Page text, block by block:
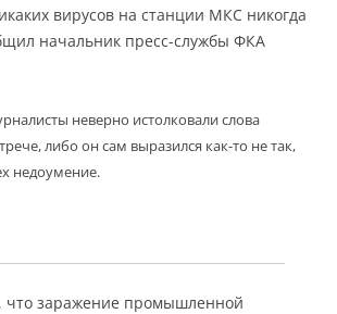
вирусов на станции МКС никогда
начальник пресс-службы ФКА
неверно истолковали слова
либо он сам выразился как-то не так,
недоумение.
что заражение промышленной